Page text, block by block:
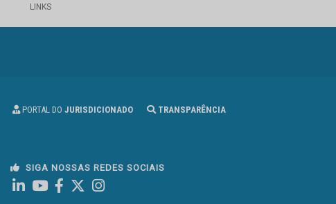
LINKS
PORTAL DO JURISDICIONADO TRANSPARÊNCIA
SIGA NOSSAS REDES SOCIAIS
Linked In
Youtube
FacebookInstagram